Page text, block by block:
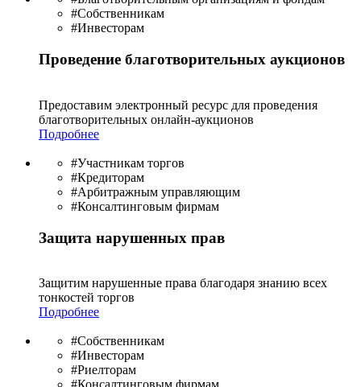
#Собственникам
#Инвесторам
Проведение благотворительных аукционов
Предоставим электронный ресурс для проведения
благотво­рительных онлайн-аукционов
Подробнее
#Участникам торгов
#Кредиторам
#Арбитражным управляющим
#Консалтинговым фирмам
Защита нарушенных прав
Защитим нарушенные права благодаря знанию всех
тонкостей торгов
Подробнее
#Собственникам
#Инвесторам
#Риелторам